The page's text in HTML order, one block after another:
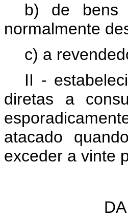
b) de bens
normalmente
c) a
II -
diretas a
atacado
exceder a vinte